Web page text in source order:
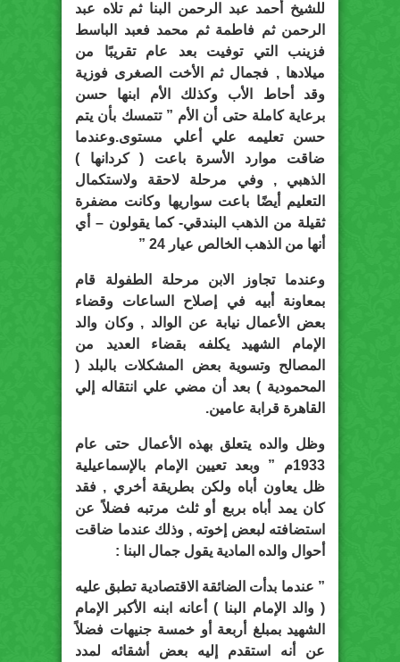
للشيخ أحمد عبد الرحمن البنا ثم تلاه عبد
الرحمن ثم فاطمة ثم محمد فعبد الباسط
فزينب التي توفيت بعد عام تقريبًا من
ميلادها , فجمال ثم الأخت الصغرى فوزية
وقد أحاط الأب وكذلك الأم ابنها حسن
برعاية كاملة حتى أن الأم ” تتمسك بأن يتم
حسن تعليمه علي أعلي مستوى.وعندما
ضاقت موارد الأسرة باعت ( كردانها )
الذهبي , وفي مرحلة لاحقة ولاستكمال
التعليم أيضًا باعت سواريها وكانت مضفرة
ثقيلة من الذهب البندقي- كما يقولون – أي
أنها من الذهب الخالص عيار 24 ”
وعندما تجاوز الابن مرحلة الطفولة قام
بمعاونة أبيه في إصلاح الساعات وقضاء
بعض الأعمال نيابة عن الوالد , وكان والد
الإمام الشهيد يكلفه بقضاء العديد من
المصالح وتسوية بعض المشكلات بالبلد (
المحمودية ) بعد أن مضي علي انتقاله إلي
القاهرة قرابة عامين.
وظل والده يتعلق بهذه الأعمال حتى عام
1933م ” وبعد تعيين الإمام بالإسماعيلية
ظل يعاون أباه ولكن بطريقة أخري , فقد
كان يمد أباه بربع أو ثلث مرتبه فضلاً عن
استضافته لبعض إخوته , وذلك عندما ضاقت
أحوال والده المادية يقول جمال البنا :
” عندما بدأت الضائقة الاقتصادية تطبق عليه
( والد الإمام البنا ) أعانه ابنه الأكبر الإمام
الشهيد بمبلغ أربعة أو خمسة جنيهات فضلاً
عن أنه استقدم إليه بعض أشقائه لمدد